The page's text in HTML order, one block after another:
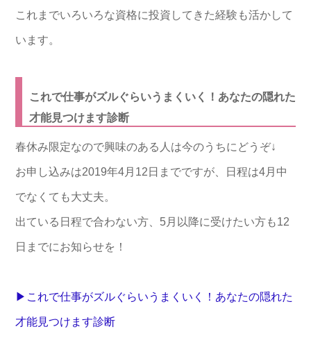
これまでいろいろな資格に投資してきた経験も活かして
います。
これで仕事がズルぐらいうまくいく！あなたの隠れた
才能見つけます診断
春休み限定なので興味のある人は今のうちにどうぞ↓
お申し込みは2019年4月12日までですが、日程は4月中
でなくても大丈夫。
出ている日程で合わない方、5月以降に受けたい方も12
日までにお知らせを！
▶これで仕事がズルぐらいうまくいく！あなたの隠れた
才能見つけます診断